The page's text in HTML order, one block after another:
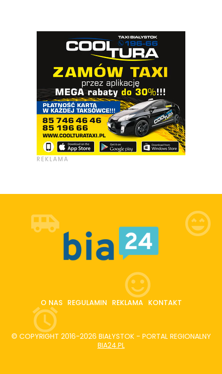
O NAS REGULAMIN REKLAMA KONTAKT
© COPYRIGHT 2016-2026 BIAŁYSTOK - PORTAL REGIONALNY
BIA24.PL